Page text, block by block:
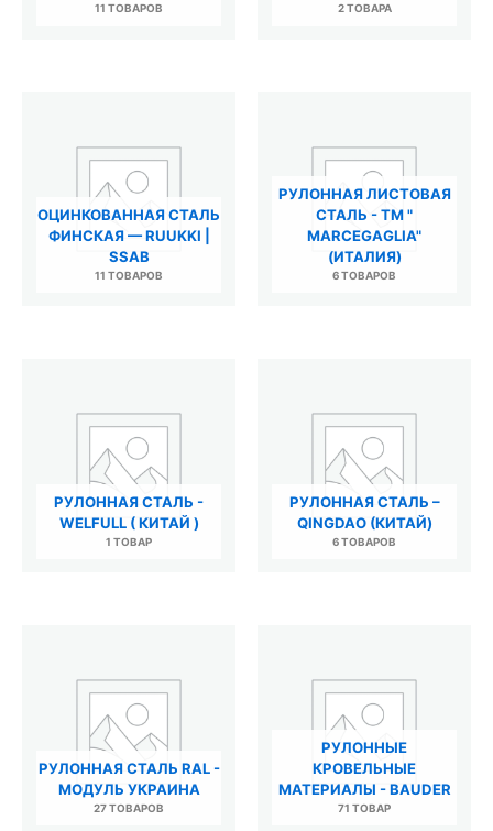
11 ТОВАРОВ 2 ТОВАРА
ОЦИНКОВАННАЯ СТАЛЬ
ФИНСКАЯ — RUUKKI |
SSAB
11 ТОВАРОВ
РУЛОННАЯ ЛИСТОВАЯ
СТАЛЬ - ТМ "
MARCEGAGLIA"
(ИТАЛИЯ)
6 ТОВАРОВ
РУЛОННАЯ СТАЛЬ -
WELFULL ( КИТАЙ )
1 ТОВАР
РУЛОННАЯ СТАЛЬ –
QINGDAO (КИТАЙ)
6 ТОВАРОВ
РУЛОННАЯ СТАЛЬ RAL -
МОДУЛЬ УКРАИНА
27 ТОВАРОВ
РУЛОННЫЕ
КРОВЕЛЬНЫЕ
МАТЕРИАЛЫ - BAUDER
71 ТОВАР